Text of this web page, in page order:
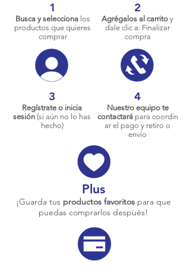
1
Busca y seleccionalos
productos que quieres
comprar
2
Agrégalos al carrito y
dale clic a: Finalizar
compra
3
Regístrate o inicia
sesión (si aún no lo has
hecho)
4
Nuestro equipo te
contactarápara coordin
ar el pago y retiro o
envío
Plus
¡Guarda tus productos favoritos para que
puedas comprarlos después!